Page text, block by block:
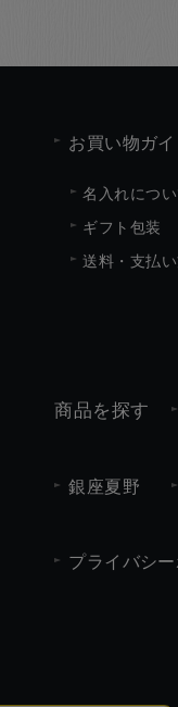
お買い物ガイ
名入れについ
ギフト包装
送料・支払
商品を探す
銀座夏野
プライバシ